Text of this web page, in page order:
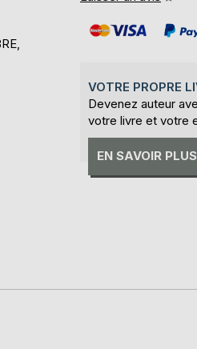
VOTRE PROPRE
Devenez auteur
votre livre et votre
EN SAVOIR PLUS